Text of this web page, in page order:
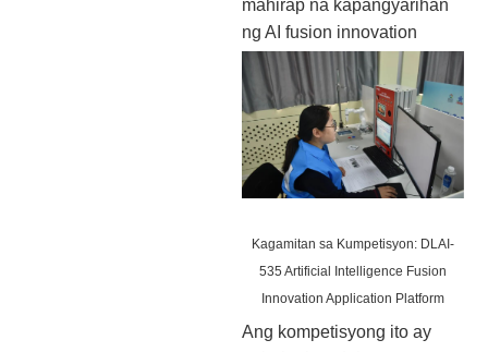
mahirap na kapangyarihan
ng AI fusion innovation
Kagamitan sa Kumpetisyon: DLAI-
535 Artificial Intelligence Fusion
Innovation Application Platform
Ang kompetisyong ito ay